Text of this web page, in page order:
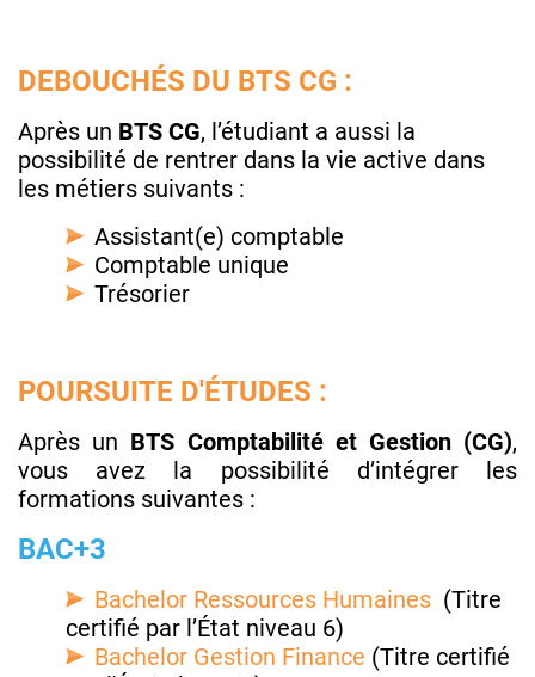
DEBOUCHÉS DU BTS CG :
Après un BTS CG, l’étudiant a aussi la
possibilité de rentrer dans la vie active dans
les métiers suivants :
Assistant(e) comptable
Comptable unique
Trésorier
POURSUITE D'ÉTUDES :
Après un BTS Comptabilité et Gestion (CG),
vous avez la possibilité d’intégrer les
formations suivantes :
BAC+3
Bachelor Ressources Humaines (Titre
certifié par l’État niveau 6)
Bachelor Gestion Finance (Titre certifié